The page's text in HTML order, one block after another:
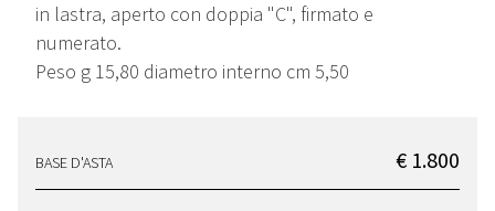
in lastra, aperto con doppia "C", firmato e
numerato.
Peso g 15,80 diametro interno cm 5,50
BASE D'ASTA € 1.800